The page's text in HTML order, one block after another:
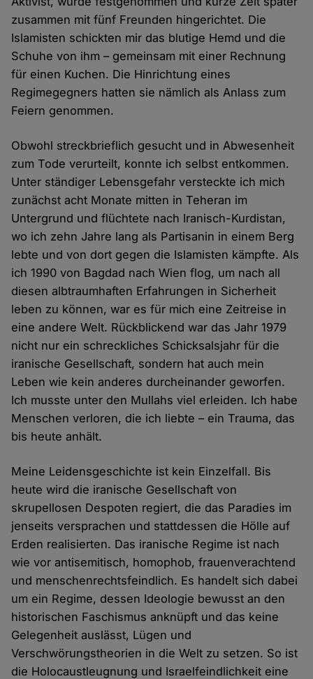
zusammen mit fünf Freunden hingerichtet. Die
Islamisten schickten mir das blutige Hemd und die
Schuhe von ihm – gemeinsam mit einer Rechnung
für einen Kuchen. Die Hinrichtung eines
Regimegegners hatten sie nämlich als Anlass zum
Feiern genommen.
Obwohl streckbrieflich gesucht und in Abwesenheit
zum Tode verurteilt, konnte ich selbst entkommen.
Unter ständiger Lebensgefahr versteckte ich mich
zunächst acht Monate mitten in Teheran im
Untergrund und flüchtete nach Iranisch-Kurdistan,
wo ich zehn Jahre lang als Partisanin in einem Berg
lebte und von dort gegen die Islamisten kämpfte. Als
ich 1990 von Bagdad nach Wien flog, um nach all
diesen albtraumhaften Erfahrungen in Sicherheit
leben zu können, war es für mich eine Zeitreise in
eine andere Welt. Rückblickend war das Jahr 1979
nicht nur ein schreckliches Schicksalsjahr für die
iranische Gesellschaft, sondern hat auch mein
Leben wie kein anderes durcheinander geworfen.
Ich musste unter den Mullahs viel erleiden. Ich habe
Menschen verloren, die ich liebte – ein Trauma, das
bis heute anhält.
Meine Leidensgeschichte ist kein Einzelfall. Bis
heute wird die iranische Gesellschaft von
skrupellosen Despoten regiert, die das Paradies im
jenseits versprachen und stattdessen die Hölle auf
Erden realisierten. Das iranische Regime ist nach
wie vor antisemitisch, homophob, frauenverachtend
und menschenrechtsfeindlich. Es handelt sich dabei
um ein Regime, dessen Ideologie bewusst an den
historischen Faschismus anknüpft und das keine
Gelegenheit auslässt, Lügen und
Verschwörungstheorien in die Welt zu setzen. So ist
die Holocaustleugnung und Israelfeindlichkeit eine